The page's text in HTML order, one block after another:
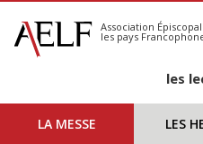
S'abonner
Calendrier
Association
les pays
les
LA MESSE LES